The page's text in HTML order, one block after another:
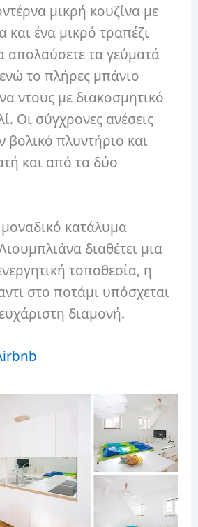
μικρή κουζίνα με
και ένα μικρό τραπέζι
απολαύσετε τα γεύματά
το πλήρες μπάνιο
ντους με διακοσμητικό
Οι σύγχρονες ανέσεις
βολικό πλυντήριο και
και από τα δύο
κατάλυμα
διαθέτει μια
τοποθεσία, η
στο ποτάμι υπόσχεται
διαμονή.